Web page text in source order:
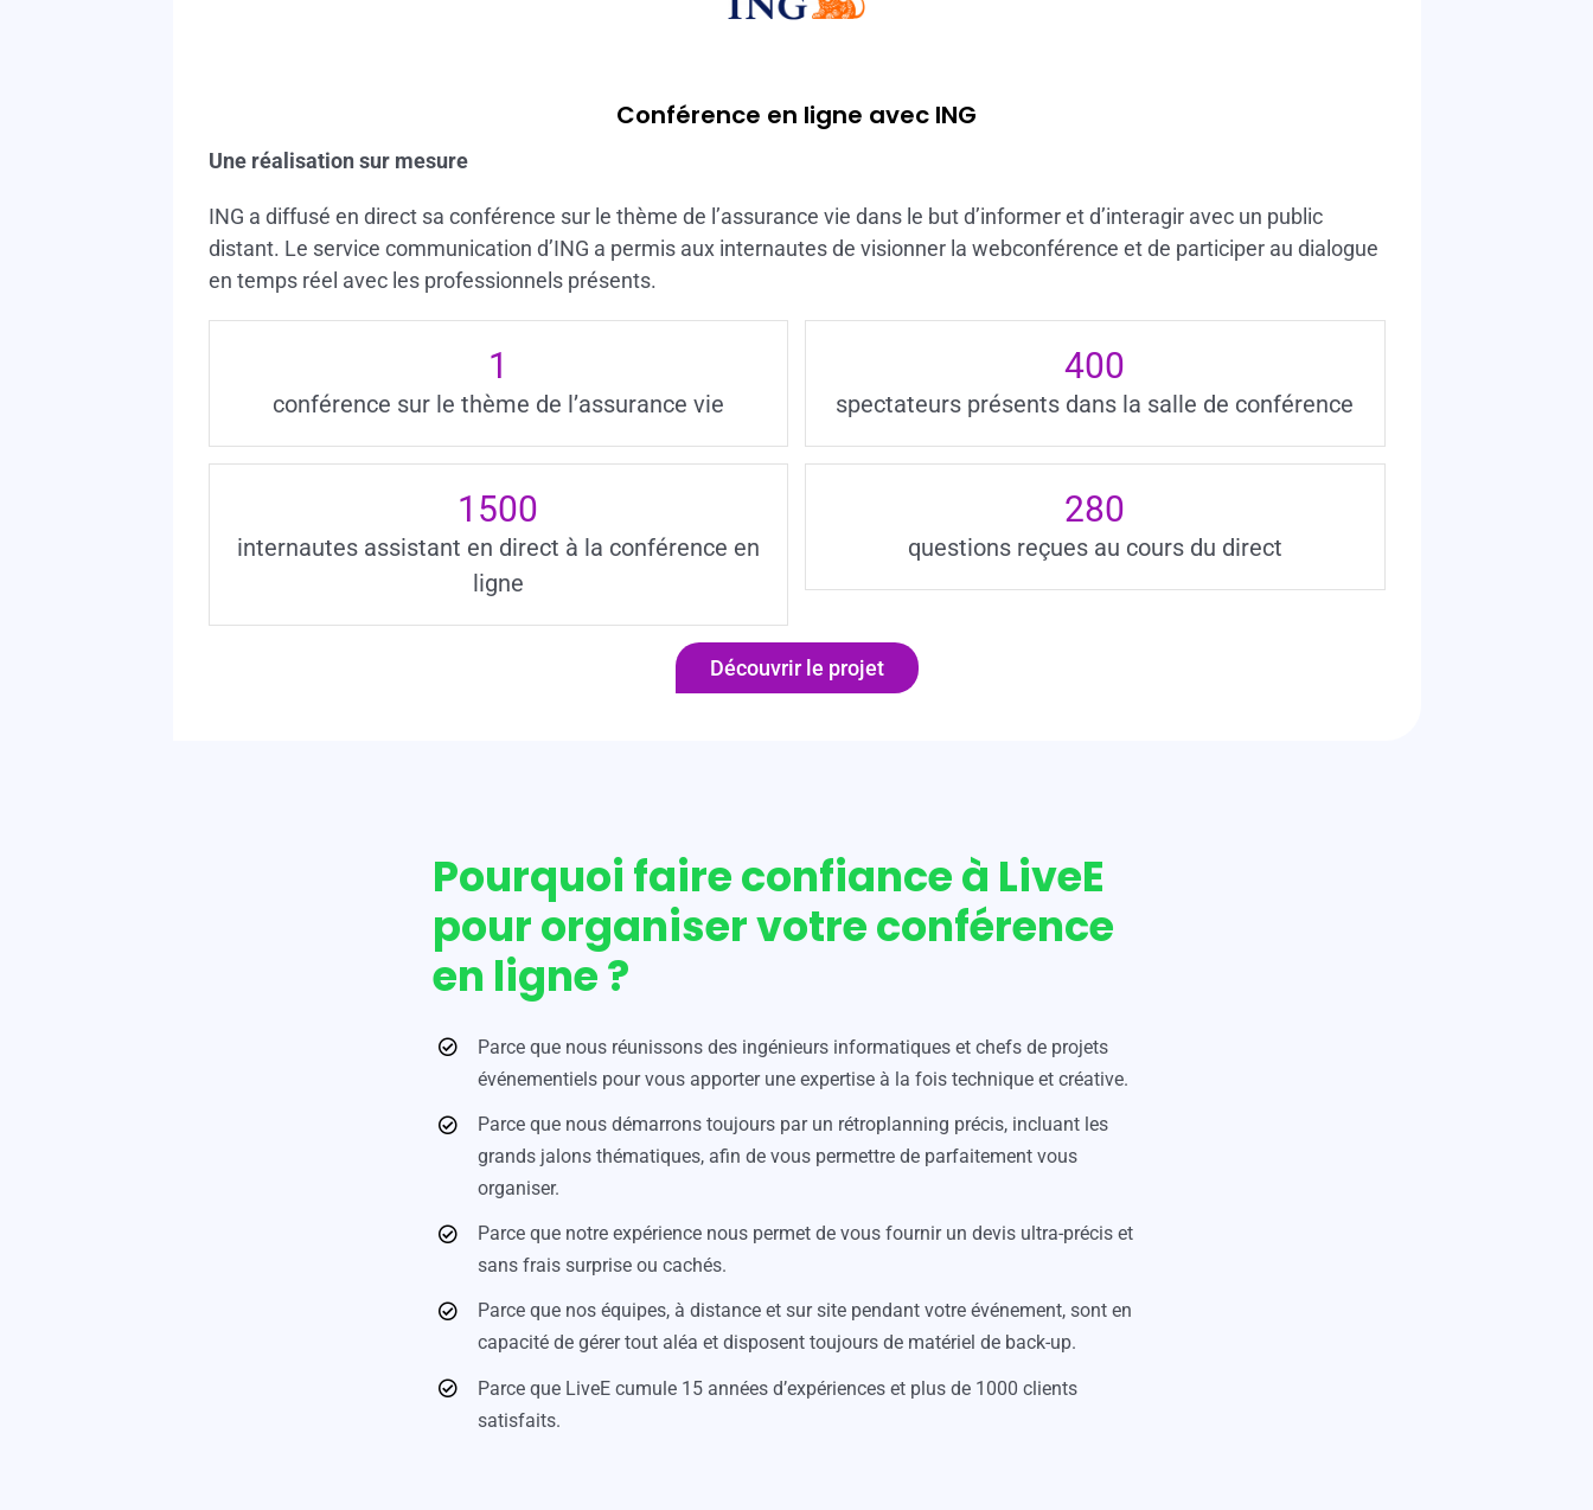
Conférence en ligne avec ING
Une réalisation sur mesure
ING a diffusé en direct sa conférence sur le thème de l’assurance vie dans le but d’informer et d’interagir avec un public
distant. Le service communication d’ING a permis aux internautes de visionner la webconférence et de participer au dialogue
en temps réel avec les professionnels présents.
1
conférence sur le thème de l’assurance vie
400
spectateurs présents dans la salle de conférence
1500
internautes assistant en direct à la conférence en
ligne
280
questions reçues au cours du direct
Découvrir le projet
Pourquoi faire confiance à LiveE
pour organiser votre conférence
en ligne ?
Parce que nous réunissons des ingénieurs informatiques et chefs de projets
événementiels pour vous apporter une expertise à la fois technique et créative.
Parce que nous démarrons toujours par un rétroplanning précis, incluant les
grands jalons thématiques, afin de vous permettre de parfaitement vous
organiser.
Parce que notre expérience nous permet de vous fournir un devis ultra-précis et
sans frais surprise ou cachés.
Parce que nos équipes, à distance et sur site pendant votre événement, sont en
capacité de gérer tout aléa et disposent toujours de matériel de back-up.
Parce que LiveE cumule 15 années d’expériences et plus de 1000 clients
satisfaits.